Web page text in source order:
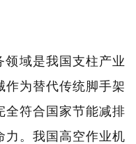
域是我国支柱产业
作为替代传统脚手架
全符合国家节能减排
力。我国高空作业机